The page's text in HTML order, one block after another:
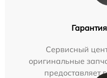
Сервисный
оригинальные
предоставляет